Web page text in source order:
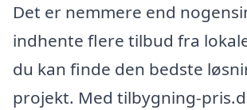
Det er nemmere end
indhente flere tilbud fra
du kan finde den bedste
projekt. Med tilbygning-